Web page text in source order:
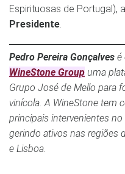
Espirituosas de Portugal),
Presidente
Pedro Pereira Gonçalves é
WineStone Group uma
Grupo José de Mello para
vinícola. A WineStone tem
principais intervenientes
gerindo ativos nas regiões
e Lisboa.